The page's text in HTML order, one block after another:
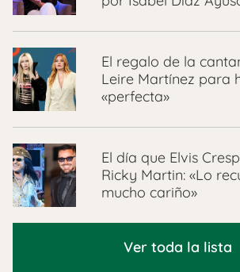
El regalo de la
Leire Martínez para
«perfecta»
El día que Elvis
Ricky Martin: «Lo
mucho cariño»
Ver toda la lista